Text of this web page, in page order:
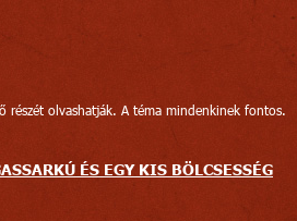
részét olvashatják. A téma mindenkinek fontos.
ÉS EGY KIS BÖLCSESSÉG